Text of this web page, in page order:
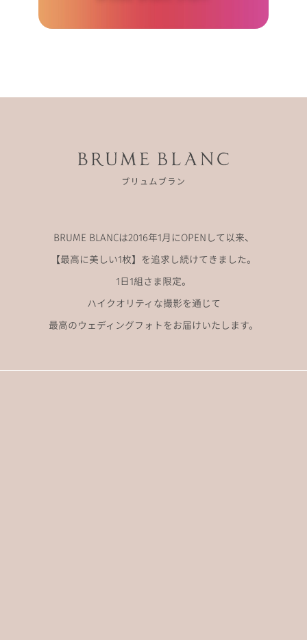
BRUME BLANCは2016年1月にOPENして以来、
【最高に美しい1枚】を追求し続けてきました。
1日1組さま限定。
ハイクオリティな撮影を通じて
最高のウェディングフォトをお届けいたします。